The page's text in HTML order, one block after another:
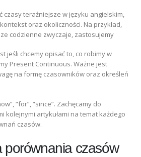
czasy teraźniejsze w języku angielskim,
oraz okoliczności. Na przykład,
codzienne zwyczaje, zastosujemy
jeśli chcemy opisać to, co robimy w
Present Continuous. Ważne jest
na formę czasowników oraz określeń
“for”, “since”. Zachęcamy do
kolejnymi artykułami na temat każdego
czasów.
porównania czasów